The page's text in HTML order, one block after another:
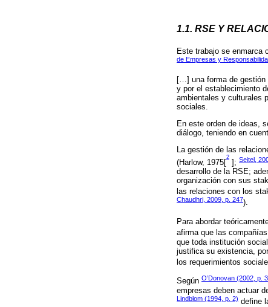
1.1. RSE Y
Este trabajo se enmarca
de Empresas y
[…] una forma de gestión
y por el establecimiento
ambientales y culturales
sociales.
En este orden de ideas,
diálogo, teniendo en
La gestión de las
(Harlow, 1975[
2
]; Seitel,
desarrollo de la RSE;
organización con sus
las relaciones con los
Chaudhri, 2009, p. 247).
Para abordar
afirma que las
que toda institución
justifica su existencia,
los requerimientos
Según O’Donovan (2002, p.
empresas deben actuar
Lindblom (1994, p. 2) define